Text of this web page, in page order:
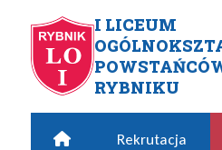
Przejdź do menu głównego
Przejdź do menu dodatkowego
Przejdź do treści
Mapa serwisu
I LICEUM
RYBNIKU
107. rocznica
Home Rekrutacja